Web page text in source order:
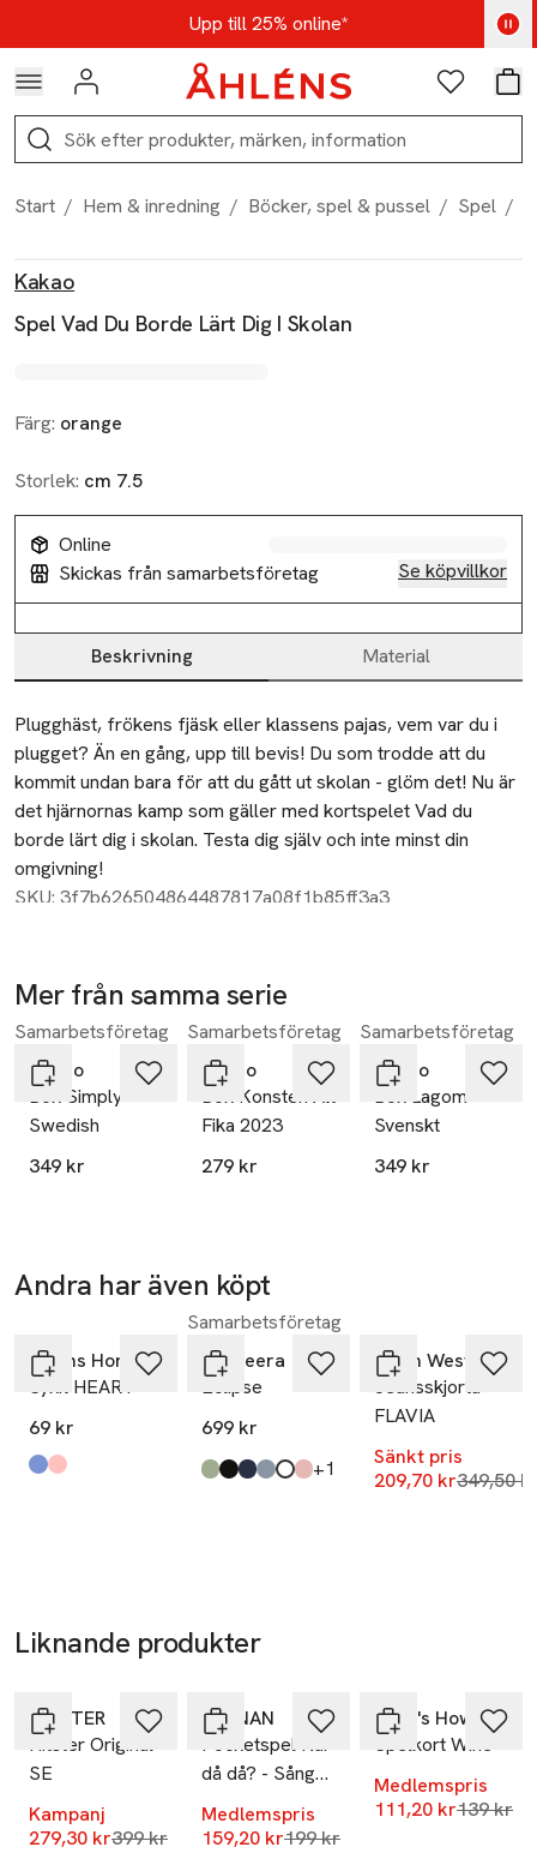
Hoppa till navigationsmenynUpp till 25% online*
Kod: AUG25 - Shoppa nu
Logga in Favoriter
Sök
Start / Hem & inredning / Böcker, spel & pussel / Spel /
Kakao
Spel Vad Du Borde Lärt Dig I Skolan
Färg: orange
Storlek: cm 7.5
Online
Skickas från samarbetsföretag
Se köpvillkor
Beskrivning Material
Beskrivning
Plugghäst, frökens fjäsk eller klassens pajas, vem var du i
plugget? Än en gång, upp till bevis! Du som trodde att du
kommit undan bara för att du gått ut skolan - glöm det! Nu är
det hjärnornas kamp som gäller med kortspelet Vad du
borde lärt dig i skolan. Testa dig själv och inte minst din
SKU: 3f7b626504864487817a08f1b85ff3a3
Mer från samma serie
Hoppa över bildspelet
Samarbetsföretag
Kakao
Bok Simply
Swedish
349 kr
Samarbetsföretag
Kakao
Bok Konsten Att
Fika 2023
279 kr
Samarbetsföretag
Kakao
Bok Lagom
Svenskt
349 kr
Andra har även köpt
Hoppa över bildspelet
30% vid köp
Åhléns Home
Sykit HEART
69 kr
Produkten finns i färgerna:
Light Blue
Pink,
Samarbetsföretag
Bagheera
Eclipse
699 kr
Produkten finns i färgerna:
olive/white,
black/white,
navy/white,
dove blue/mint ,
white/light grey ,
soft pink/white ,
+1
Carin Wester
Jeansskjorta
FLAVIA
Sänkt pris
209,70 krLägsta
349,50
Liknande produkter
HITSTER
Hitster Original
SE
Kampanj
279,30 krLägsta pris 30 dagar
399 kr
KÄRNAN
Pocketspel När
då då? - Sång
och musik
Medlemspris
159,20 krLägsta pris 30 dagar
199 kr
Here's How
Spelkort Wine
Medlemspris
111,20 krLägsta
139 kr